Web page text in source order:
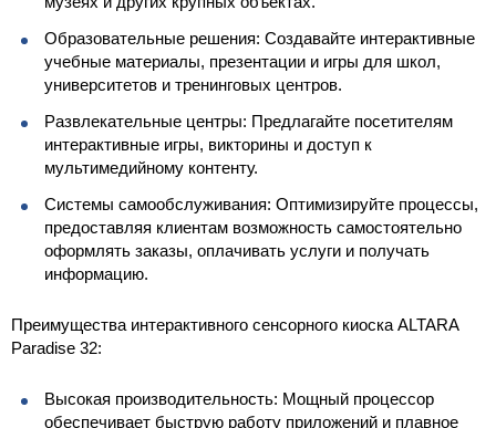
Образовательные решения: Создавайте интерактивные
учебные материалы, презентации и игры для школ,
университетов и тренинговых центров.
Развлекательные центры: Предлагайте посетителям
интерактивные игры, викторины и доступ к
мультимедийному контенту.
Системы самообслуживания: Оптимизируйте процессы,
предоставляя клиентам возможность самостоятельно
оформлять заказы, оплачивать услуги и получать
информацию.
Преимущества интерактивного сенсорного киоска ALTARA
Paradise 32:
Высокая производительность: Мощный процессор
обеспечивает быструю работу приложений и плавное